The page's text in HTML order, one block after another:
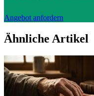
Angebot anfordern
Ähnliche Artikel